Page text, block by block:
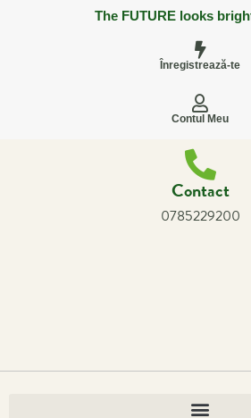
The FUTURE looks
Înregistrează-te
Contul Meu
Contact
0785229200